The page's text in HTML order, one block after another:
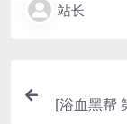
站长
[浴血黑帮